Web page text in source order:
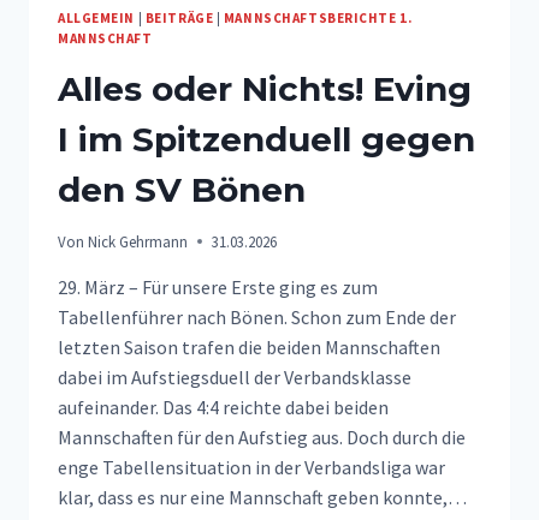
ALLGEMEIN BEITRÄGE
MANNSCHAFTSBERICHTE 1.
MANNSCHAFT
Alles oder Nichts! Eving
I im Spitzenduell gegen
den SV Bönen
Von Nick Gehrmann 31.03.2026
29. März – Für unsere Erste ging es zum
Tabellenführer nach Bönen. Schon zum Ende der
letzten Saison trafen die beiden Mannschaften
dabei im Aufstiegsduell der Verbandsklasse
aufeinander. Das 4:4 reichte dabei beiden
Mannschaften für den Aufstieg aus. Doch durch die
enge Tabellensituation in der Verbandsliga war
klar, dass es nur eine Mannschaft geben konnte,…